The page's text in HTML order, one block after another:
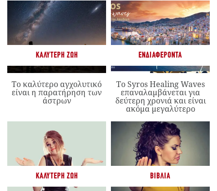
ΚΑΛΎΤΕΡΗ ΖΩΉ
Το καλύτερο αγχολυτικό
είναι η παρατήρηση των
άστρων
ΕΝΔΙΑΦΈΡΟΝΤΑ
Το Syros Healing Waves
επαναλαμβάνεται για
δεύτερη χρονιά και είναι
ακόμα μεγαλύτερο
ΚΑΛΎΤΕΡΗ ΖΩΉ ΒΙΒΛΊΑ